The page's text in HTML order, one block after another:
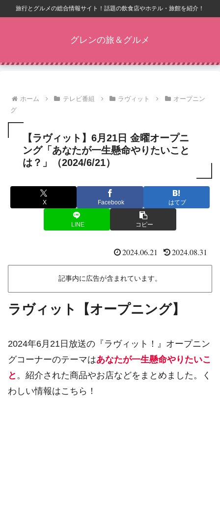
旅行とグルメの総合情報サイト！話題の飲食店やホテル・旅館を紹介！
グレンの旅＆グルメ
ホーム テレビ番組 ラヴィット
オープニン
グ
【ラヴィット】6月21日 金曜オープニ
ング「あなたが一生懸命やりたいこと
は？」（2024/6/21）
X Facebook はてブ
LINE コピー
2024.06.21 2024.08.31
記事内に広告が含まれています。
ラヴィット【オープニング】
2024年6月21日放送の『ラヴィット！』オープニン
グコーナーのテーマはあなたが一生懸命やりたいこ
と 。紹介された商品やお店などをまとめました。く
わしい情報はこちら！